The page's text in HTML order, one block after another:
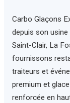
Carbo Glaçons
depuis son usine
Saint-Clair, La
fournissons
traiteurs et
premium et
renforcée en